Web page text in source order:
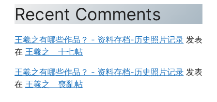
Recent Comments
王羲之有哪些作品？ - 资料存档-历史照片记录 发表
在 王羲之 十七帖
王羲之有哪些作品？ - 资料存档-历史照片记录 发表
在 王羲之 喪亂帖